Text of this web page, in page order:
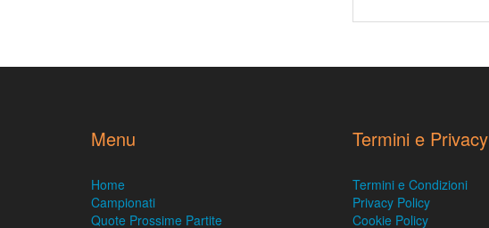
Menu
Home
Campionati
Quote Prossime Partite
Termini e Privacy
Termini e Condizioni
Privacy Policy
Cookie Policy